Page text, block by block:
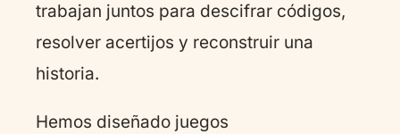
trabajan juntos para descifrar códigos,
resolver acertijos y reconstruir una
historia.
Hemos diseñado juegos